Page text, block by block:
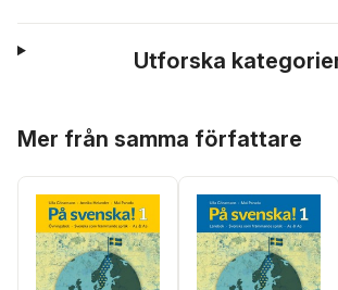
Utforska
Mer från samma författare